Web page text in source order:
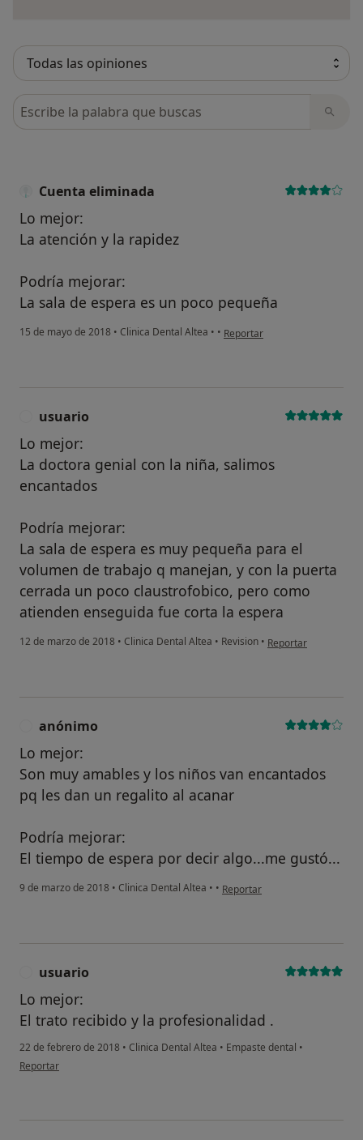
Busca en opiniones
Cuenta eliminada
Lo mejor:
La atención y la rapidez
Podría mejorar:
La sala de espera es un poco pequeña
15 de mayo de 2018 • Clinica Dental Altea • • en opinión del usuario Cuenta
Reportar
usuario
Lo mejor:
La doctora genial con la niña, salimos
encantados
Podría mejorar:
La sala de espera es muy pequeña para el
volumen de trabajo q manejan, y con la puerta
cerrada un poco claustrofobico, pero como
atienden enseguida fue corta la espera
12 de marzo de 2018 • Clinica Dental Altea • Revision • en opinión del
Reportar
anónimo
Lo mejor:
Son muy amables y los niños van encantados
pq les dan un regalito al acanar
Podría mejorar:
El tiempo de espera por decir algo...me gustó...
9 de marzo de 2018 • Clinica Dental Altea • • en opinión del usuario anónimo
Reportar
usuario
Lo mejor:
El trato recibido y la profesionalidad .
22 de febrero de 2018 • Clinica Dental Altea • Empaste dental •
en opinión del usuario usuario
Reportar